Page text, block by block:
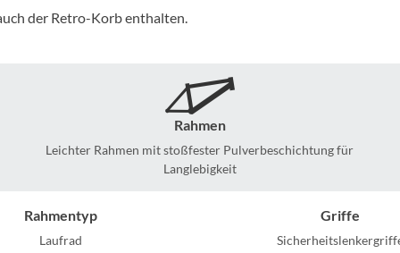
Park Tool
RFR
RockShox
der Retro-Korb enthalten.
Rahmen
Leichter Rahmen mit stoßfester Pulverbeschichtung für
Langlebigkeit
Rahmentyp
Laufrad
Griffe